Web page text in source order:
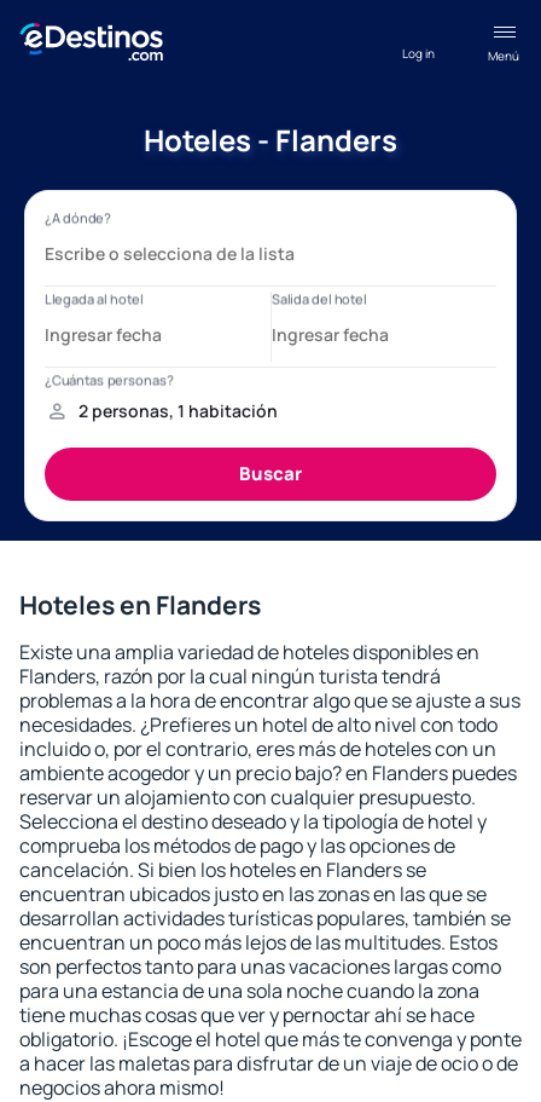
Menú
Log in
Hoteles - Flanders
Hoteles en Flanders
Existe una amplia variedad de hoteles disponibles en
Flanders, razón por la cual ningún turista tendrá
problemas a la hora de encontrar algo que se ajuste a sus
necesidades. ¿Prefieres un hotel de alto nivel con todo
incluido o, por el contrario, eres más de hoteles con un
ambiente acogedor y un precio bajo? en Flanders puedes
reservar un alojamiento con cualquier presupuesto.
Selecciona el destino deseado y la tipología de hotel y
comprueba los métodos de pago y las opciones de
cancelación. Si bien los hoteles en Flanders se
encuentran ubicados justo en las zonas en las que se
desarrollan actividades turísticas populares, también se
encuentran un poco más lejos de las multitudes. Estos
son perfectos tanto para unas vacaciones largas como
para una estancia de una sola noche cuando la zona
tiene muchas cosas que ver y pernoctar ahí se hace
obligatorio. ¡Escoge el hotel que más te convenga y ponte
a hacer las maletas para disfrutar de un viaje de ocio o de
negocios ahora mismo!